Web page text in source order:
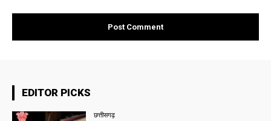
EDITOR PICKS
छत्तीसगढ़